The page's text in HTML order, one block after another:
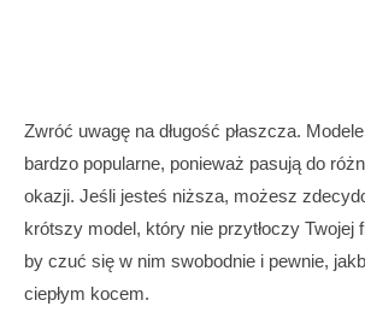
Zwróć uwagę na długość płaszcza.
bardzo popularne, ponieważ pasują do
okazji. Jeśli jesteś niższa, możesz
krótszy model, który nie przytłoczy Twojej
by czuć się w nim swobodnie i pewnie,
ciepłym kocem.